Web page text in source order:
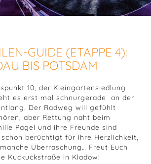
GUIDE (ETAPPE 4):
BIS POTSDAM
10, der Kleingartensiedlung
es erst mal schnurgerade an der
Der Radweg will gefühlt
aber Rettung naht beim
Pagel und ihre Freunde sind
berüchtigt für ihre Herzlichkeit,
Überraschung… Freut Euch
Kuckuckstraße in Kladow!